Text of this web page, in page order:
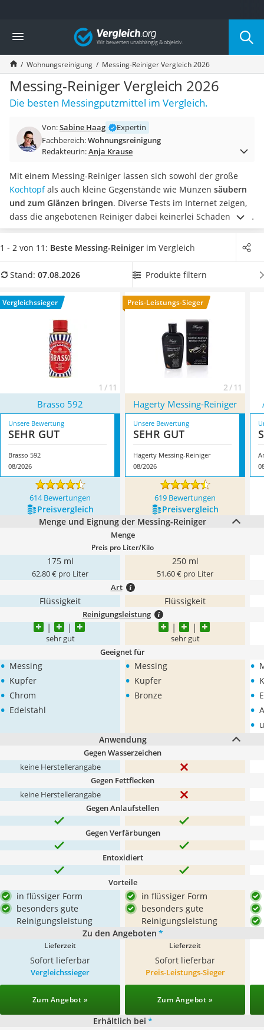
Die beliebtesten Vergleiche nach Kategorie
Haushalt
Wassersprudler
Zentralstaubsauger
Brotbackautomat
Wischroboter
Wäschespinne
Spülmaschinentabs
Akku-Staubsauger
AEG-Waschmaschine
Saug-Wisch-Roboter
Handstaubsauger
Milchaufschäumer
Kondenstrockner
Reiskocher
Tierhaarstaubsauger
Nespresso-Maschine
Messerschärfer
Vergleich
Wohnungsreinigung Messing-Reiniger Vergleich 2026
Messing-Reiniger Vergleich 2026
Die besten Messingputzmittel im Vergleich.
Von:Sabine Haag
Expertin
Fachbereich:Wohnungsreinigung
Redakteurin:Anja Krause
Mit einem Messing-Reiniger lassen sich sowohl der große
Kochtopfals auch kleine Gegenstände wie Münzen säubern
und zum Glänzen bringen. Diverse Tests im Internet zeigen,
dass die angebotenen Reiniger dabei keinerlei Schäden oder
Kratzer auf dem empfindlichen Material hinterlassen.
Verschmutzte und optisch unansehnliche Messing-
Sie jetzt aus unserer Vergleichstabelleeinen Messing-
optimal reinigen zu können. Überzeugt hat uns hier im
August 2026 besonders das ModellBrasso 592* mit seinen
Eigenschaften.
1 - 2 von 11: Beste Messing-Reiniger im Vergleich
Stand: 07.08.2026 Produkte filtern
Vergleichssieger
1 / 11
Preis-Leistungs-Sieger
2 / 11
Brasso 592 Hagerty Messing-Reiniger
Unsere Bewertung
SEHR GUT
Brasso 592
08/2026
Unsere Bewertung
SEHR GUT
Hagerty Messing-Reiniger
08/2026
614 Bewertungen 619 Bewertungen
Preis­vergleich
Preis­vergleich
Menge und Eignung der Messing-Reiniger
Menge
Preis pro Liter/Kilo
175 ml
62,80 € pro Liter
250 ml
51,60 € pro Liter
Art
Flüssigkeit Flüssigkeit
Reinigungsleistung
sehr gut sehr gut
Geeignet für
• Messing
• Kupfer
• Chrom
• Edelstahl
• Messing
• Kupfer
• Bronze
•
•
•
•
•
Anwendung
Gegen Wasserzeichen
keine Herstellerangabe
Gegen Fettflecken
keine Herstellerangabe
Gegen Anlaufstellen
Gegen Verfärbungen
Entoxidiert
Vorteile
in flüssiger Form
besonders gute
Reinigungsleistung
in flüssiger Form
besonders gute
Reinigungsleistung
Zu den Angeboten *
Lieferzeit
Sofort lieferbar
Lieferzeit
Sofort lieferbar
Vergleichssieger
Zum Angebot »
Preis-Leistungs-Sieger
Zum Angebot »
Erhältlich bei *